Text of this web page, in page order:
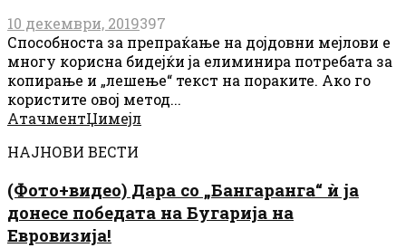
10 декември, 2019397
Способноста за препраќање на дојдовни мејлови е
многу корисна бидејќи ја елиминира потребата за
копирање и „лешење“ текст на пораките. Ако го
користите овој метод...
АтачментЏимејл
НАЈНОВИ ВЕСТИ
(Фото+видео) Дара со „Бангаранга“ ѝ ја
донесе победата на Бугарија на
Евровизија!